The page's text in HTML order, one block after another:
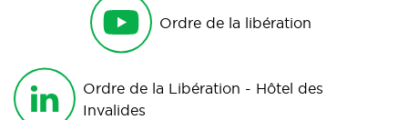
Ordre de la libération
Ordre de la Libération - Hôtel des
Invalides